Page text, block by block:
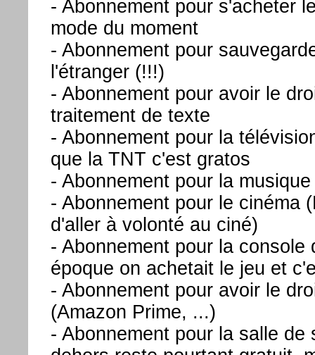
- Abonnement pour s'acheter
mode du moment
- Abonnement pour
l'étranger (!!!)
- Abonnement pour avoir le
traitement de texte
- Abonnement pour la
que la TNT c'est gratos
- Abonnement pour la
- Abonnement pour le cinéma
d'aller à volonté au ciné)
- Abonnement pour la console
époque on achetait le jeu et
- Abonnement pour avoir le
(Amazon Prime, ...)
- Abonnement pour la salle de